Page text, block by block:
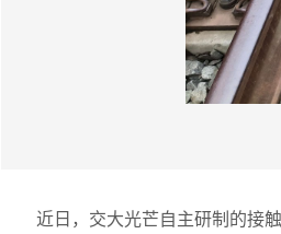
近日，交大光芒自主研制的接